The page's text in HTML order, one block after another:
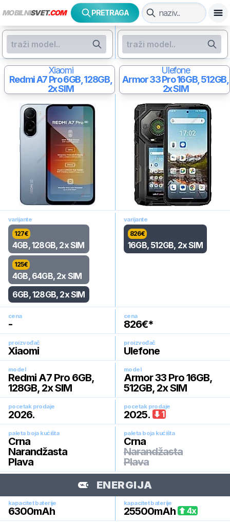
MOBILNISVET.COM PRETRAGA
Xiaomi
Redmi A7 Pro6GB, 128GB,
2x SIM
Ulefone
Armor 33 Pro16GB, 512GB,
2x SIM
varijante
127€
4GB, 128GB, 2x SIM
125€
4GB, 64GB, 2x SIM
6GB, 128GB, 2x SIM
varijante
826€
16GB, 512GB, 2x SIM
cena
-
cena
826€*
proizvođač
Xiaomi
proizvođač
Ulefone
model
Redmi A7 Pro 6GB,
128GB, 2x SIM
model
Armor 33 Pro 16GB,
512GB, 2x SIM
pocetak prodaje
2026.
pocetak prodaje
2025. 1
paleta boja kućišta
Crna
Narandžasta
Plava
paleta boja kućišta
Crna
Narandžasta
Plava
ENERGIJA
kapacitet baterije
6300mAh
kapacitet baterije
25500mAh 4x